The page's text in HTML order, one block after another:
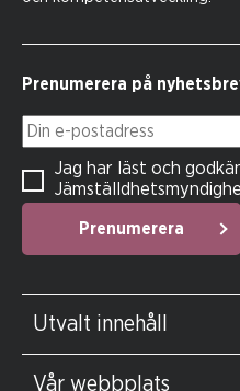
Prenumerera på
Din e-postadress
Prenumerera
Jag har läst och
Utvalt innehåll
Vår webbplats